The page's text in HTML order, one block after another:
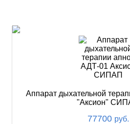
Аппарат дыхательной
"Аксион"
77700 руб.